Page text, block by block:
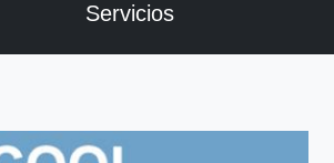
Servicios